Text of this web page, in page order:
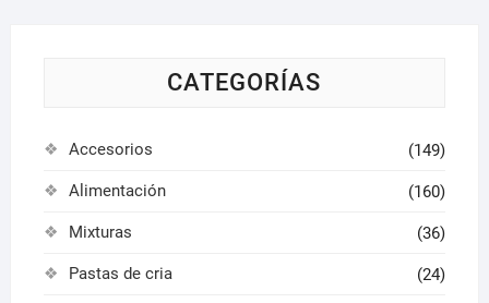
la
CATEGORÍAS
Accesorios (149)
Alimentación (160)
Mixturas (36)
Pastas de cria (24)